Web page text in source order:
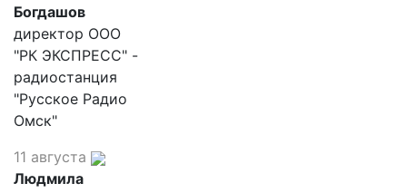
Богдашов
директор ООО
"РК ЭКСПРЕСС" -
радиостанция
"Русское Радио
Омск"
11 августа
Людмила